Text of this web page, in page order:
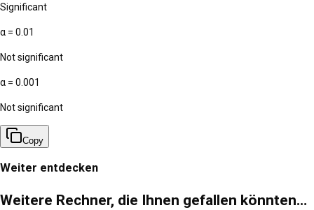
Significant
α = 0.01
Not significant
α = 0.001
Not significant
Copy
Weiter entdecken
Weitere Rechner, die Ihnen gefallen könnten…